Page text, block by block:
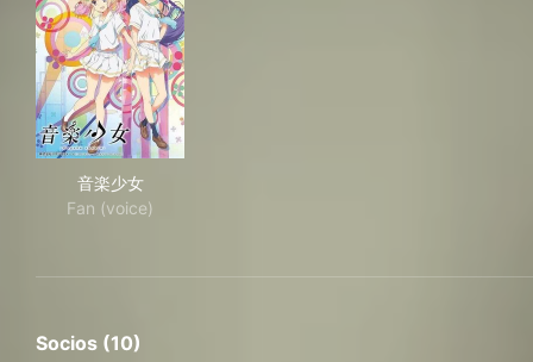
音楽少女
Fan (voice)
Socios (10)